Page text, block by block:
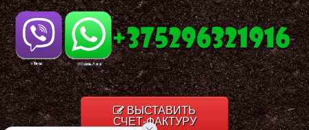
ВЫСТАВИТЬ
СЧЕТ-ФАКТУРУ